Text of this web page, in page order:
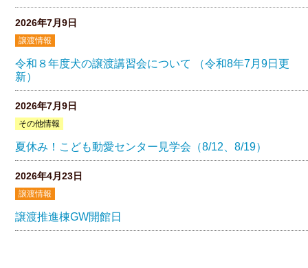
2026年7月9日
譲渡情報
令和８年度犬の譲渡講習会について （令和8年7月9日更
新）
2026年7月9日
その他情報
夏休み！こども動愛センター見学会（8/12、8/19）
2026年4月23日
譲渡情報
譲渡推進棟GW開館日